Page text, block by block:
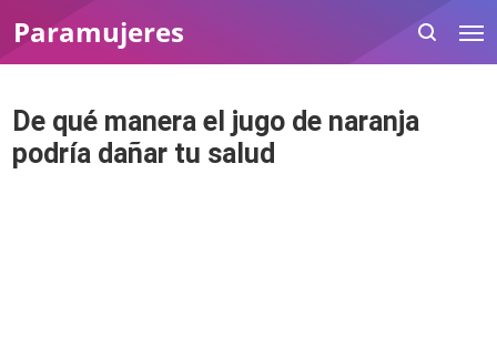
Paramujeres
De qué manera el jugo de naranja
podría dañar tu salud